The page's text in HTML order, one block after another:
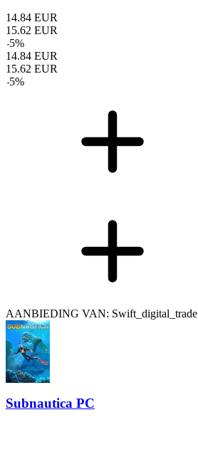
14.84 EUR
15.62 EUR
-5%
14.84 EUR
15.62 EUR
-5%
AANBIEDING VAN: Swift_digital_trade
Subnautica PC